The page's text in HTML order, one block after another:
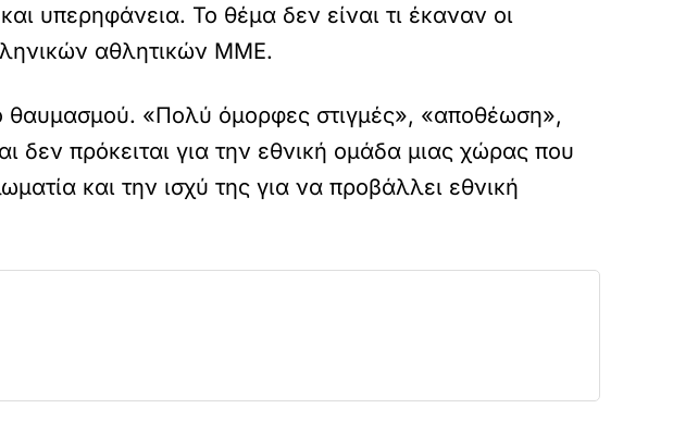
υπερηφάνεια. Το θέμα δεν είναι τι έκαναν οι
αθλητικών ΜΜΕ.
θαυμασμού. «Πολύ όμορφες στιγμές», «αποθέωση»,
δεν πρόκειται για την εθνική ομάδα μιας χώρας που
και την ισχύ της για να προβάλλει εθνική